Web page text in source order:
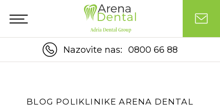
Nazovite nas: 0800 66 88
BLOG POLIKLINIKE ARENA DENTAL